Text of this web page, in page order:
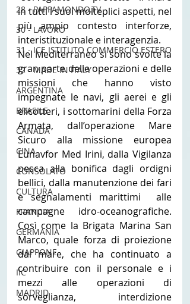
28 - PAPPAMONDO.TV
30 - LAVORO
31 - ICE ISTITUTO COMMERCIO ESTERO
32 - MADE IN ITALY
ARGENTINA
BRASILE
CANADA
CINA
CONSOLATO
CULTURA
FRANCIA
GERMANIA
GIAPPONE
IIC
MADRID
in tutti i suoi molteplici aspetti, nel
più ampio contesto interforze,
interistituzionale e interagenzia.
Nel Mediterraneo si sono svolte la
gran parte delle operazioni e delle
missioni che hanno visto
impegnate le navi, gli aerei e gli
elicotteri, i sottomarini della Forza
Armata, dall’operazione Mare
Sicuro alla missione europea
Eunavfor Med Irini, dalla Vigilanza
pesca alla bonifica dagli ordigni
bellici, dalla manutenzione dei fari
e segnalamenti marittimi  alle
campagne idro-oceanografiche.
Così come la Brigata Marina San
Marco, quale forza di proiezione
dal mare, che ha continuato a
contribuire con il personale e i
mezzi alle operazioni di
sorveglianza, interdizione